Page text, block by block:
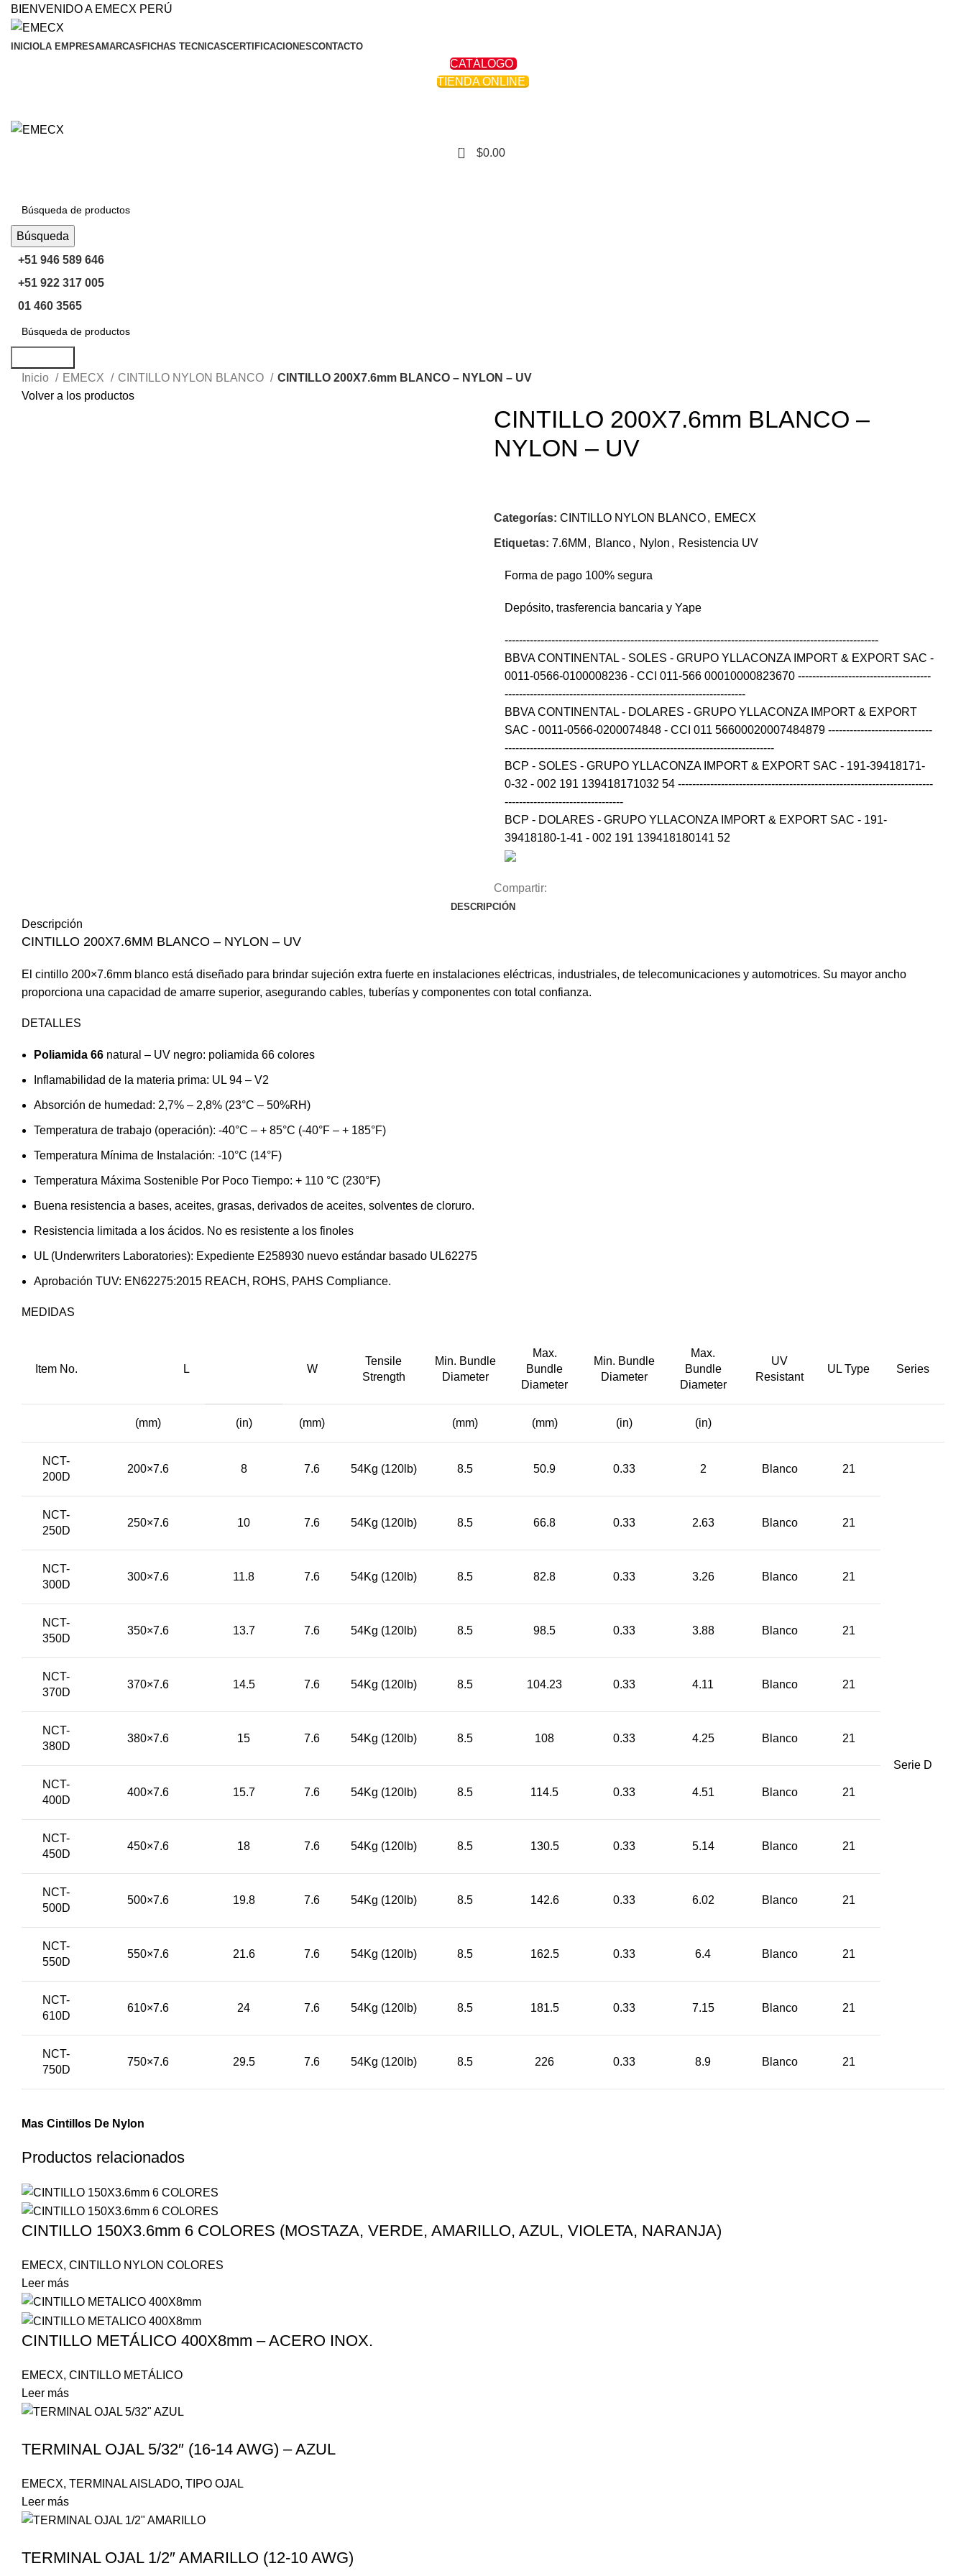
BIENVENIDO A EMECX PERÚ
INICIOLA EMPRESAMARCAS FICHAS TECNICASCERTIFICACIONESCONTACTO
CATÁLOGO
TIENDA ONLINE
0 $0.00
Búsqueda
+51 946 589 646
+51 922 317 005
01 460 3565
Inicio
EMECX CINTILLO NYLON BLANCO
CINTILLO 200X7.6mm BLANCO – NYLON – UV
Volver a los productos
CINTILLO 200X7.6mm BLANCO –
NYLON – UV
Categorías: CINTILLO NYLON BLANCO, EMECX
Etiquetas: 7.6MM , Blanco, Nylon , Resistencia UV
Forma de pago 100% segura
Depósito, trasferencia bancaria y Yape
--------------------------------------------------------------------------------------------------------
BBVA CONTINENTAL - SOLES - GRUPO YLLACONZA IMPORT & EXPORT SAC -
0011-0566-0100008236 - CCI 011-566 00010000823670 -------------------------------------
-------------------------------------------------------------------
BBVA CONTINENTAL - DOLARES - GRUPO YLLACONZA IMPORT & EXPORT
SAC - 0011-0566-0200074848 - CCI 011 56600020007484879 -----------------------------
---------------------------------------------------------------------------
BCP - SOLES - GRUPO YLLACONZA IMPORT & EXPORT SAC - 191-39418171-
0-32 - 002 191 139418171032 54 -----------------------------------------------------------------------
---------------------------------
BCP - DOLARES - GRUPO YLLACONZA IMPORT & EXPORT SAC - 191-
39418180-1-41 - 002 191 139418180141 52
Compartir:
DESCRIPCIÓN
Descripción
CINTILLO 200X7.6MM BLANCO – NYLON – UV
El cintillo 200×7.6mm blanco está diseñado para brindar sujeción extra fuerte en instalaciones eléctricas, industriales, de telecomunicaciones y automotrices. Su mayor ancho
proporciona una capacidad de amarre superior, asegurando cables, tuberías y componentes con total confianza.
DETALLES
Poliamida 66 natural – UV negro: poliamida 66 colores
Inflamabilidad de la materia prima: UL 94 – V2
Absorción de humedad: 2,7% – 2,8% (23°C – 50%RH)
Temperatura de trabajo (operación): -40°C – + 85°C (-40°F – + 185°F)
Temperatura Mínima de Instalación: -10°C (14°F)
Temperatura Máxima Sostenible Por Poco Tiempo: + 110 °C (230°F)
Buena resistencia a bases, aceites, grasas, derivados de aceites, solventes de cloruro.
Resistencia limitada a los ácidos. No es resistente a los finoles
UL (Underwriters Laboratories): Expediente E258930 nuevo estándar basado UL62275
Aprobación TUV: EN62275:2015 REACH, ROHS, PAHS Compliance.
MEDIDAS
Item No. L W
Tensile
Strength
Min. Bundle
Diameter
Max.
Bundle
Diameter
Min. Bundle
Diameter
Max.
Bundle
Diameter
UV
Resistant
UL Type Series
(mm) (in) (mm) (mm) (mm) (in) (in)
NCT-
200D
200×7.6 8 7.6 54Kg (120lb) 8.5 50.9 0.33 2 Blanco 21
Serie D
NCT-
250D
250×7.6 10 7.6 54Kg (120lb) 8.5 66.8 0.33 2.63 Blanco 21
NCT-
300D
300×7.6 11.8 7.6 54Kg (120lb) 8.5 82.8 0.33 3.26 Blanco 21
NCT-
350D
350×7.6 13.7 7.6 54Kg (120lb) 8.5 98.5 0.33 3.88 Blanco 21
NCT-
370D
370×7.6 14.5 7.6 54Kg (120lb) 8.5 104.23 0.33 4.11 Blanco 21
NCT-
380D
380×7.6 15 7.6 54Kg (120lb) 8.5 108 0.33 4.25 Blanco 21
NCT-
400D
400×7.6 15.7 7.6 54Kg (120lb) 8.5 114.5 0.33 4.51 Blanco 21
NCT-
450D
450×7.6 18 7.6 54Kg (120lb) 8.5 130.5 0.33 5.14 Blanco 21
NCT-
500D
500×7.6 19.8 7.6 54Kg (120lb) 8.5 142.6 0.33 6.02 Blanco 21
NCT-
550D
550×7.6 21.6 7.6 54Kg (120lb) 8.5 162.5 0.33 6.4 Blanco 21
NCT-
610D
610×7.6 24 7.6 54Kg (120lb) 8.5 181.5 0.33 7.15 Blanco 21
NCT-
750D
750×7.6 29.5 7.6 54Kg (120lb) 8.5 226 0.33 8.9 Blanco 21
Mas Cintillos De Nylon
Productos relacionados
CINTILLO 150X3.6mm 6 COLORES (MOSTAZA, VERDE, AMARILLO, AZUL, VIOLETA, NARANJA)
EMECX, CINTILLO NYLON COLORES
Leer más
CINTILLO METÁLICO 400X8mm – ACERO INOX.
EMECX, CINTILLO METÁLICO
Leer más
TERMINAL OJAL 5/32″ (16-14 AWG) – AZUL
EMECX, TERMINAL AISLADO, TIPO OJAL
Leer más
TERMINAL OJAL 1/2″ AMARILLO (12-10 AWG)